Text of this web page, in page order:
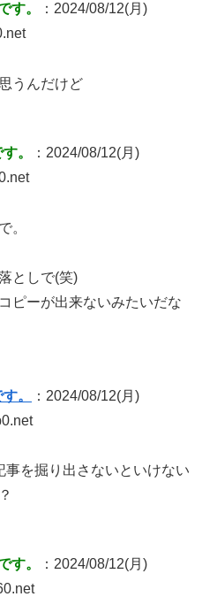
す。
：2024/08/12(月)
うんだけど
。
：2024/08/12(月)
。
としで(笑)
ピーが出来ないみたいだな
。
：2024/08/12(月)
を掘り出さないといけない
す。
：2024/08/12(月)